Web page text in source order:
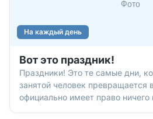
На каждый день
Вот это праздник!
Праздники! Это те самые дни,
занятой человек превращается
официально имеет право ничего